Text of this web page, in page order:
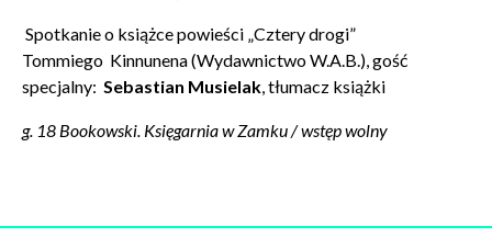
Spotkanie o książce powieści „Cztery drogi”
Tommiego Kinnunena (Wydawnictwo W.A.B.), gość
specjalny: Sebastian Musielak, tłumacz książki
g. 18 Bookowski. Księgarnia w Zamku / wstęp wolny